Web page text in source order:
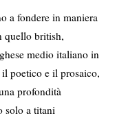
a fondere in maniera
quello british,
medio italiano in
poetico e il prosaico,
profondità
solo a titani